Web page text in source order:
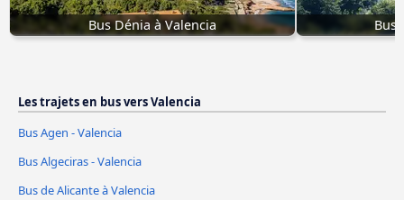
Bus Dénia à Valencia Bus
Les trajets en bus vers Valencia
Bus Agen - Valencia
Bus Algeciras - Valencia
Bus de Alicante à Valencia